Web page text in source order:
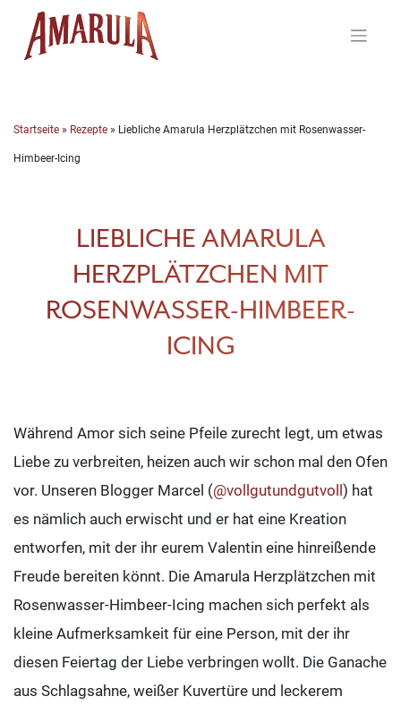
content
Startseite » Rezepte » Liebliche Amarula Herzplätzchen mit Rosenwasser-
Himbeer-Icing
LIEBLICHE AMARULA
HERZPLÄTZCHEN MIT
ROSENWASSER-HIMBEER-
ICING
Während Amor sich seine Pfeile zurecht legt, um etwas
Liebe zu verbreiten, heizen auch wir schon mal den Ofen
vor. Unseren Blogger Marcel (@vollgutundgutvoll ) hat
es nämlich auch erwischt und er hat eine Kreation
entworfen, mit der ihr eurem Valentin eine hinreißende
Freude bereiten könnt. Die Amarula Herzplätzchen mit
Rosenwasser-Himbeer-Icing machen sich perfekt als
kleine Aufmerksamkeit für eine Person, mit der ihr
diesen Feiertag der Liebe verbringen wollt. Die Ganache
aus Schlagsahne, weißer Kuvertüre und leckerem